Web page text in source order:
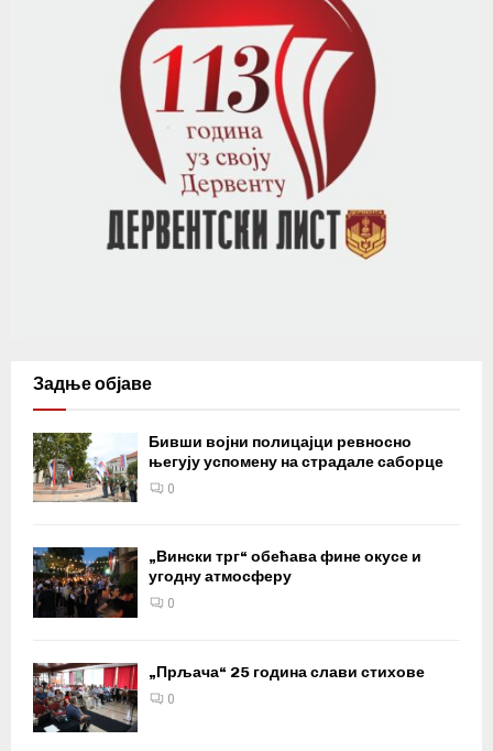
Задње објаве
Бивши војни полицајци ревносно
његују успомену на страдале саборце
0
„Вински трг“ обећава фине окусе и
угодну атмосферу
0
„Прљача“ 25 година слави стихове
0